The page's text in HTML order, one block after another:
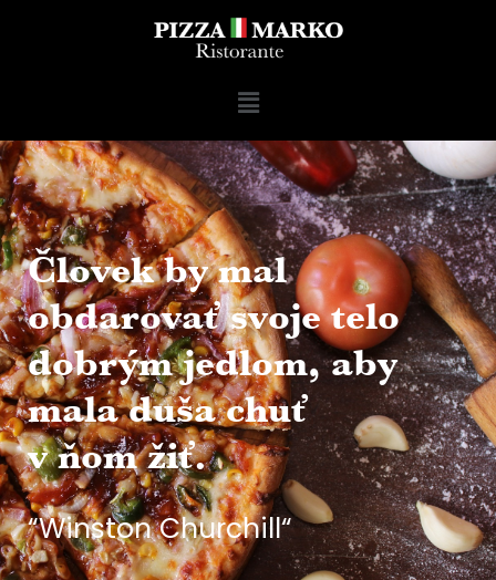
Človek by mal
obdarovať svoje telo
dobrým jedlom, aby
mala duša chuť
v ňom žiť.
“Winston Churchill“